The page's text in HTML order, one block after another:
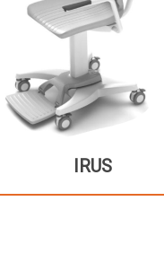
IRUS